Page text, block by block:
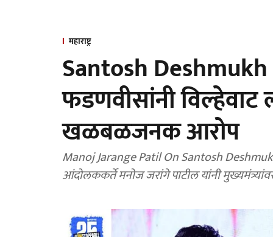
महाराष्ट्र
Santosh
फडणवीसांनी विल्हेवाट
खळबळजनक आरोप
Manoj Jarange Patil On Santosh Deshmukh Case: संतोष देशमुख हत्याप्रकरणी मराठा आरक्षण
आंदोलककर्ते मनोज जरांगे